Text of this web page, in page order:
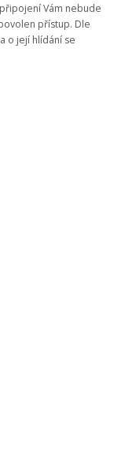
Vám nebude
přístup. Dle
o její hlídání se